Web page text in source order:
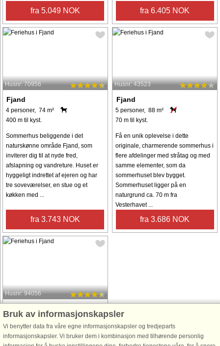
fra 5.049 NOK fra 6.405 NOK
Husnr: 70956
Fjand
4 personer, 74 m²
400 m til kyst.
Sommerhus beliggende i det
naturskønne område Fjand, som
inviterer dig til at nyde fred,
afslapning og vandreture. Huset er
hyggeligt indrettet af ejeren og har
tre soveværelser, en stue og et
køkken med ...
fra 3.743 NOK
Husnr: 43523
Fjand
5 personer, 88 m²
70 m til kyst.
Få en unik oplevelse i dette
originale, charmerende sommerhus i
flere afdelinger med stråtag og med
samme elementer, som da
sommerhuset blev bygget.
Sommerhuset ligger på en
naturgrund ca. 70 m fra
Vesterhavet ...
fra 3.686 NOK
Husnr: 94056
Fjand
800 m til kyst.
Bruk av informasjonskapsler
Vi benytter data fra våre egne informasjonskapsler og tredjeparts
informasjonskapsler. Vi bruker dem i kombinasjon med tilhørende personlig